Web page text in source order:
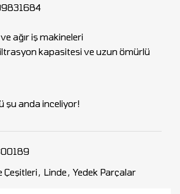
ağır iş makineleri
kapasitesi ve uzun ömürlü
şu anda inceliyor!
Çeşitleri, Linde, Yedek Parçalar